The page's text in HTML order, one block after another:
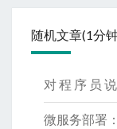
随机文章(1分
对 程 序 员
微服务部署